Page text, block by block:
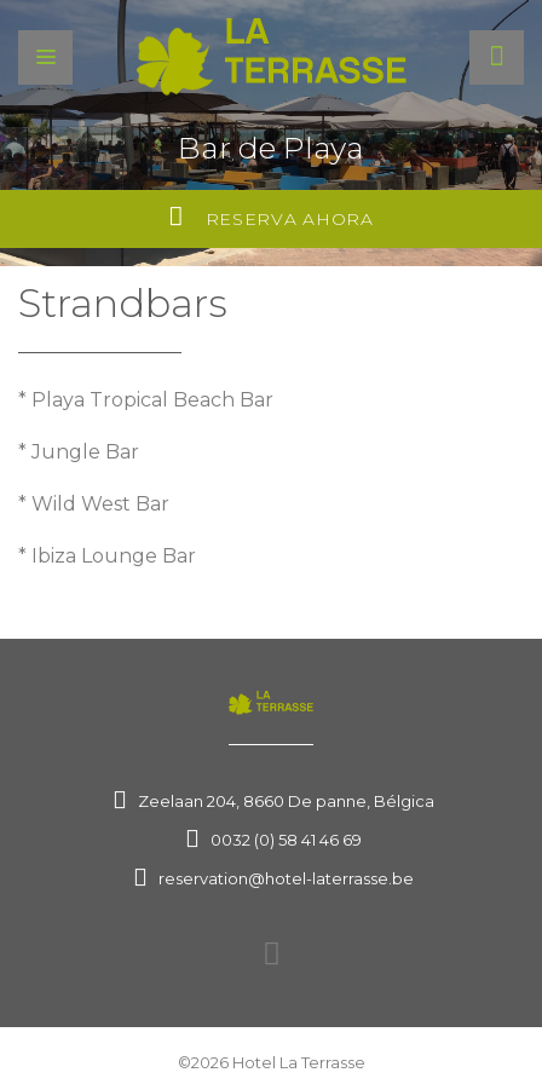
Bar de Playa
RESERVA AHORA
Strandbars
* Playa Tropical Beach Bar
* Jungle Bar
* Wild West Bar
* Ibiza Lounge Bar
Zeelaan 204, 8660 De panne, Bélgica
0032 (0) 58 41 46 69
reservation@hotel-laterrasse.be
©2026 Hotel La Terrasse